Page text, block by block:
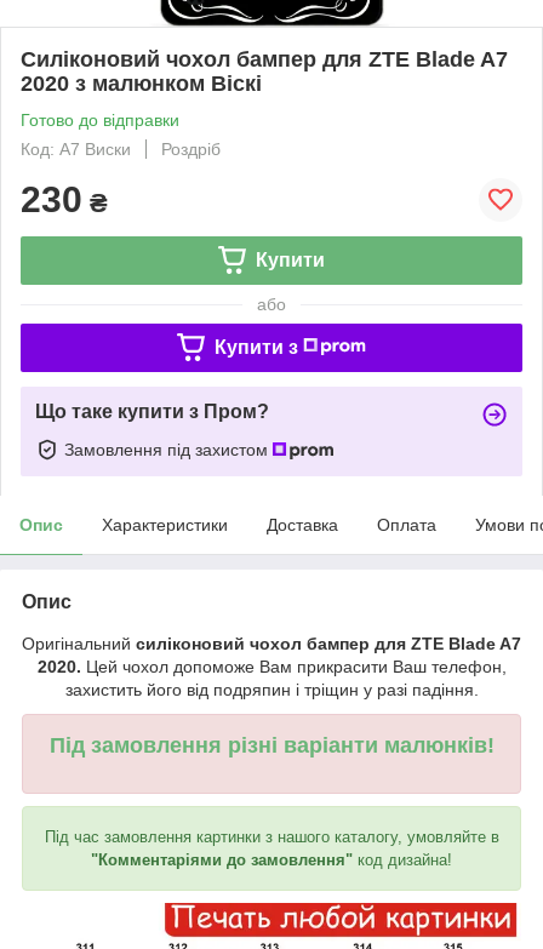
Силіконовий чохол бампер для ZTE Blade A7
2020 з малюнком Віскі
Готово до відправки
Код: A7 Виски
Роздріб
230 ₴
Купити
або
Купити з
Що таке купити з Пром?
Замовлення під захистом
Опис Характеристики Доставка Оплата Умови
Опис
Оригінальний силіконовий чохол бампер для ZTE Blade A7
2020. Цей чохол допоможе Вам прикрасити Ваш телефон,
захистить його від подряпин і тріщин у разі падіння.
Під замовлення різні варіанти малюнків!
Під час замовлення картинки з нашого каталогу, умовляйте в
"Комментаріями до замовлення" код дизайна!